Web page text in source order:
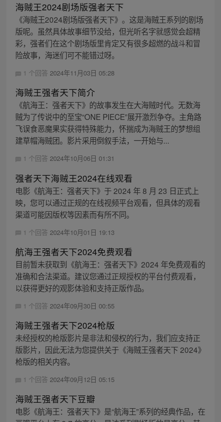
海贼王2024剧场版强者天下
《海贼王2024剧场版强者天下》。这是海贼王系列的剧场
版呢。虽然具体故事细节没给，但光听名字就感觉会超精
彩，强者们在这个剧场版里肯定又有很多超燃的战斗和冒
险故事，海迷们可不能错过呀。
1 个回答 2024年11月03日 05:28
海贼王强者天下简介
《航海王：强者天下》的故事发生在大海贼时代。无数海
贼为了传说中的至宝“ONE PIECE”展开激烈争夺。主角路
飞误食恶魔果实获得特殊能力，怀揣成为海贼王的梦想组
建草帽海贼团。影片采用倒叙手法，一开始与...
1 个回答 2024年10月06日 01:31
强者天下海贼王2024在线观看
电影《航海王：强者天下》于 2024 年 8 月 23 日正式上
映，您可以通过正规的在线视频平台观看，但具体的观看
渠道可能因版权等因素而有所不同。
1 个回答 2024年10月01日 19:13
航海王强者天下2024免费观看
目前暂未获取到《航海王：强者天下》2024 年免费观看的
准确和合法渠道。建议您通过正规授权的平台付费观看，
以获得更好的观影体验和支持正版作品。
1 个回答 2024年09月30日 00:55
海贼王强者天下2024枪版
未经授权的枪版影片是非法和侵权的行为，我们应支持正
版影片，因此无法为您提供关于《海贼王强者天下 2024》
枪版的相关内容。
1 个回答 2024年09月12日 05:15
海贼王强者天下豆瓣
电影《航海王：强者天下》是“航海王”系列的经典作品，在